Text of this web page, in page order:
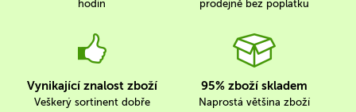
hodin
prodejně bez poplatku
Vynikající znalost zboží
Veškerý sortinent dobře
95% zboží skladem
Naprostá většina zboží